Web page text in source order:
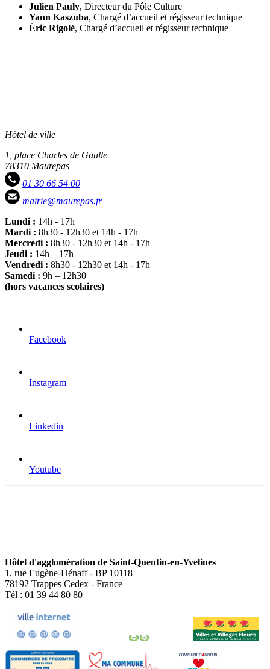
Julien Pauly, Directeur du Pôle Culture
Yann Kaszuba, Chargé d’accueil et régisseur technique
Éric Rigolé, Chargé d’accueil et régisseur technique
Hôtel de ville
1, place Charles de Gaulle
78310 Maurepas
01 30 66 54 00
mairie@maurepas.fr
Lundi : 14h - 17h
Mardi : 8h30 - 12h30 et 14h - 17h
Mercredi : 8h30 - 12h30 et 14h - 17h
Jeudi : 14h – 17h
Vendredi : 8h30 - 12h30 et 14h - 17h
Samedi : 9h – 12h30
(hors vacances scolaires)
Facebook
Instagram
Linkedin
Youtube
Hôtel d'agglomération de Saint-Quentin-en-Yvelines
1, rue Eugène-Hénaff - BP 10118
78192 Trappes Cedex - France
Tél : 01 39 44 80 80